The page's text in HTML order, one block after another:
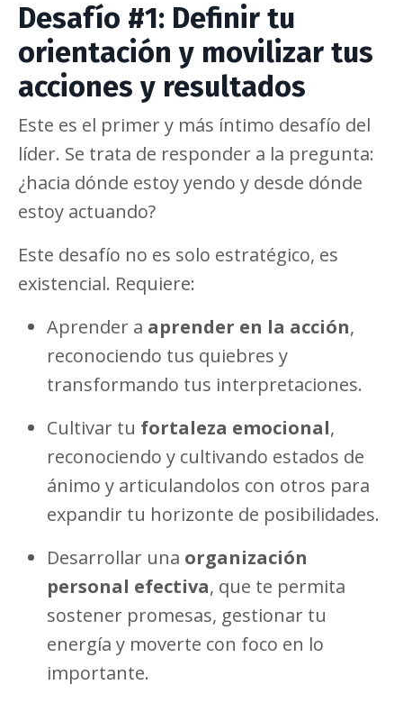
Desafío #1: Definir tu
orientación y movilizar tus
acciones y resultados
Este es el primer y más íntimo desafío del
líder. Se trata de responder a la pregunta:
¿hacia dónde estoy yendo y desde dónde
estoy actuando?
Este desafío no es solo estratégico, es
existencial. Requiere:
Aprender a aprender en la acción,
reconociendo tus quiebres y
transformando tus interpretaciones.
Cultivar tu fortaleza emocional,
reconociendo y cultivando estados de
ánimo y articulandolos con otros para
expandir tu horizonte de posibilidades.
Desarrollar una organización
personal efectiva, que te permita
sostener promesas, gestionar tu
energía y moverte con foco en lo
importante.